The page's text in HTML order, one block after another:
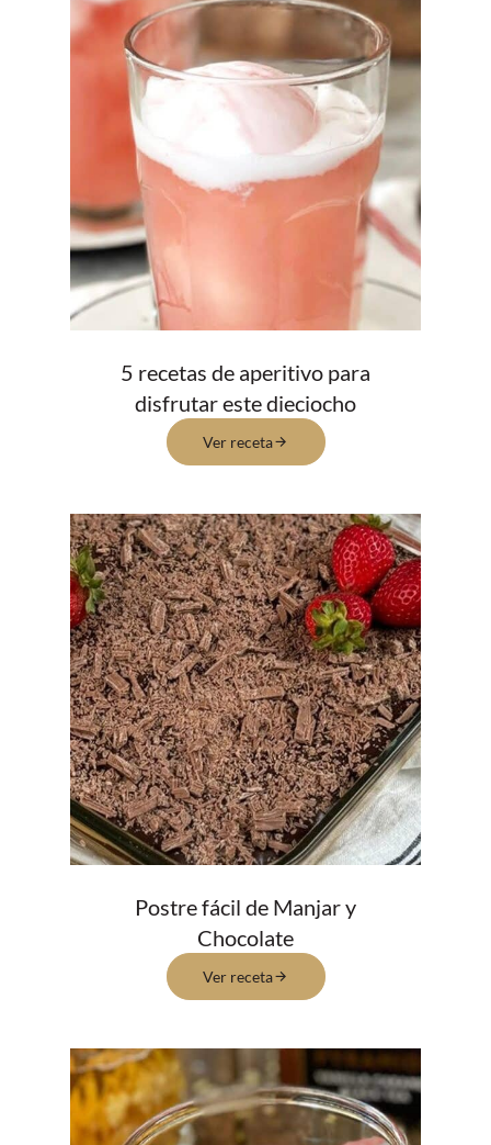
5 recetas de aperitivo para
disfrutar este dieciocho
Ver receta
Postre fácil de Manjar y
Chocolate
Ver receta